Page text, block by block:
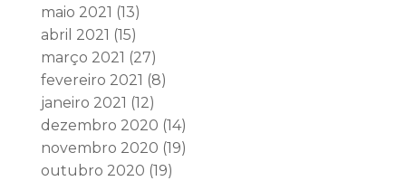
maio 2021 (13)
abril 2021 (15)
março 2021 (27)
fevereiro 2021 (8)
janeiro 2021 (12)
dezembro 2020 (14)
novembro 2020 (19)
outubro 2020 (19)